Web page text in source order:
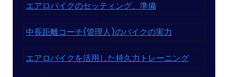
エアロバイクのセッティング、準備
中長距離コーチ(管理人)のバイクの実力
エアロバイクを活用した持久力トレーニング